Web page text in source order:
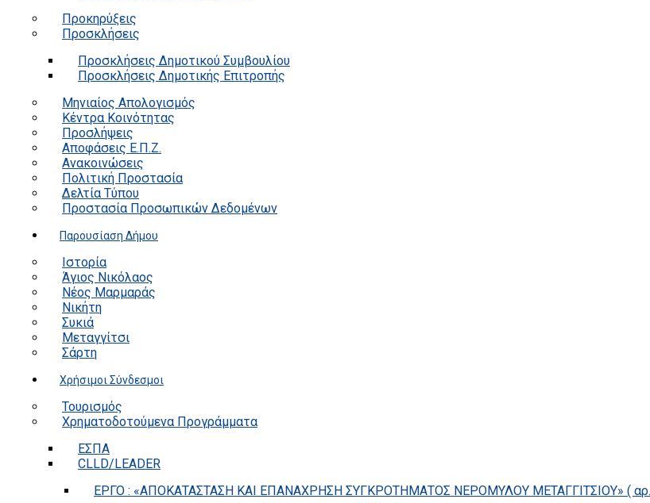
Προκηρύξεις
Προσκλήσεις
Προσκλήσεις Δημοτικού Συμβουλίου
Προσκλήσεις Δημοτικής Επιτροπής
Μηνιαίος Απολογισμός
Κέντρα Κοινότητας
Προσλήψεις
Αποφάσεις Ε.Π.Ζ.
Ανακοινώσεις
Πολιτική Προστασία
Δελτία Τύπου
Προστασία Προσωπικών Δεδομένων
Παρουσίαση Δήμου
Ιστορία
Άγιος Νικόλαος
Νέος Μαρμαράς
Νικήτη
Συκιά
Μεταγγίτσι
Σάρτη
Χρήσιμοι Σύνδεσμοι
Τουρισμός
Χρηματοδοτούμενα Προγράμματα
ΕΣΠΑ
CLLD/LEADER
ΕΡΓΟ : «ΑΠΟΚΑΤΑΣΤΑΣΗ ΚΑΙ ΕΠΑΝΑΧΡΗΣΗ ΣΥΓΚΡΟΤΗΜΑΤΟΣ ΝΕΡΟΜΥΛΟΥ ΜΕΤΑΓΓΙΤΣΙΟΥ» ( αρ.